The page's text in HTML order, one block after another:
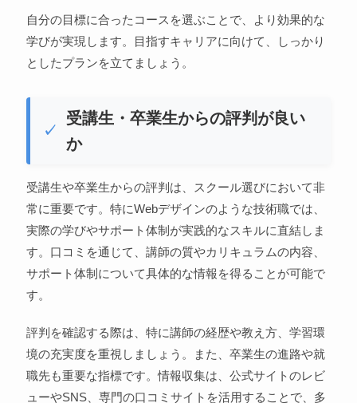
自分の目標に合ったコースを選ぶことで、より効果的な
学びが実現します。目指すキャリアに向けて、しっかり
としたプランを立てましょう。
受講生・卒業生からの評判が良い
か
受講生や卒業生からの評判は、スクール選びにおいて非
常に重要です。特にWebデザインのような技術職では、
実際の学びやサポート体制が実践的なスキルに直結しま
す。口コミを通じて、講師の質やカリキュラムの内容、
サポート体制について具体的な情報を得ることが可能で
す。
評判を確認する際は、特に講師の経歴や教え方、学習環
境の充実度を重視しましょう。また、卒業生の進路や就
職先も重要な指標です。情報収集は、公式サイトのレビ
ューやSNS、専門の口コミサイトを活用することで、多